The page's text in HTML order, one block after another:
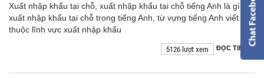
Xuất nhập khẩu tại chỗ, xuất nhập khẩu tại chỗ tiếng Anh là gì,
xuất nhập khẩu tại chỗ trong tiếng Anh, từ vựng tiếng Anh viết tắt
thuộc lĩnh vực xuất nhập khẩu
ĐỌC TIẾP
5126 lượt xem